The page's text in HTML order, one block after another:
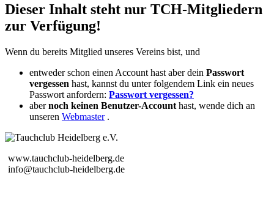
Dieser Inhalt steht nur TCH-Mitgliedern
zur Verfügung!
Wenn du bereits Mitglied unseres Vereins bist, und
entweder schon einen Account hast aber dein Passwort
vergessen hast, kannst du unter folgendem Link ein neues
Passwort anfordern: Passwort vergessen?
abernoch keinen Benutzer-Account hast, wende dich an
unseren Webmaster.
www.tauchclub-heidelberg.de
info@tauchclub-heidelberg.de